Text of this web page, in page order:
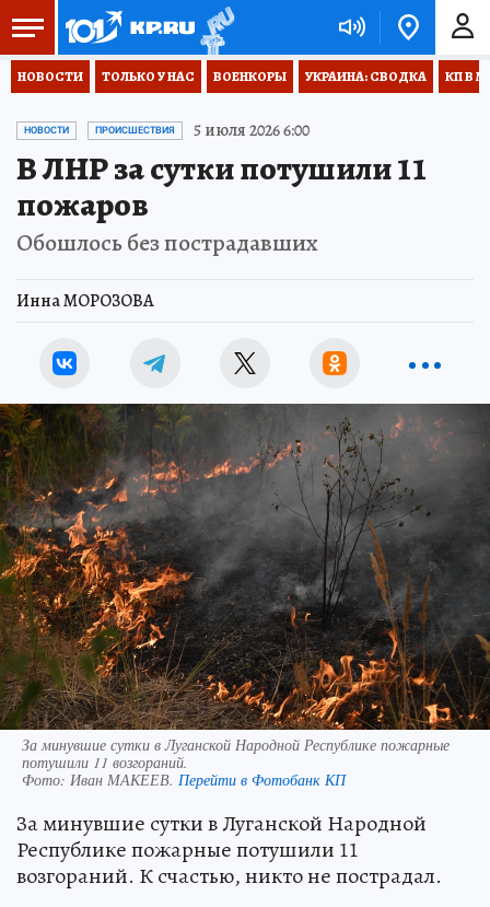
НОВОСТИ ТОЛЬКО У НАС ВОЕНКОРЫ УКРАИНА: СВОДКА КП В
НОВОСТИ ПРОИСШЕСТВИЯ 5 июля 2026 6:00
В ЛНР за сутки потушили 11
пожаров
Обошлось без пострадавших
Инна МОРОЗОВА
За минувшие сутки в Луганской Народной Республике пожарные
потушили 11 возгораний.
Фото: Иван МАКЕЕВ. Перейти в Фотобанк КП
За минувшие сутки в Луганской Народной
Республике пожарные потушили 11
возгораний. К счастью, никто не пострадал.